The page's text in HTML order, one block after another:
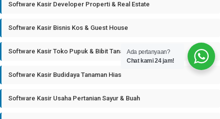
Software Kasir Developer Properti & Real Estate
Software Kasir Bisnis Kos & Guest House
Software Kasir Toko Pupuk & Bibit Tanaman
Software Kasir Budidaya Tanaman Hias
Software Kasir Usaha Pertanian Sayur & Buah
Ada pertanyaan?
Chat kami 24 jam!